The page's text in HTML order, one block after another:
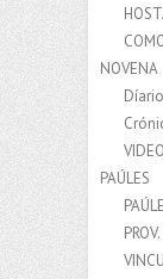
NOVENA
PAÚLES